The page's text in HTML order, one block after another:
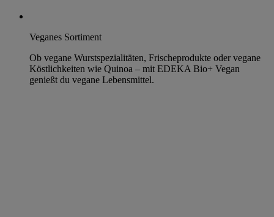
Veganes Sortiment
Ob vegane Wurstspezialitäten, Frischeprodukte oder vegane
Köstlichkeiten wie Quinoa – mit EDEKA Bio+ Vegan
genießt du vegane Lebensmittel.